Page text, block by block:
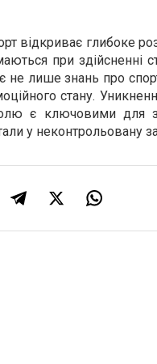
відкриває глибоке
при здійсненні
не лише знань про
стану.
є ключовими для
у неконтрольовану